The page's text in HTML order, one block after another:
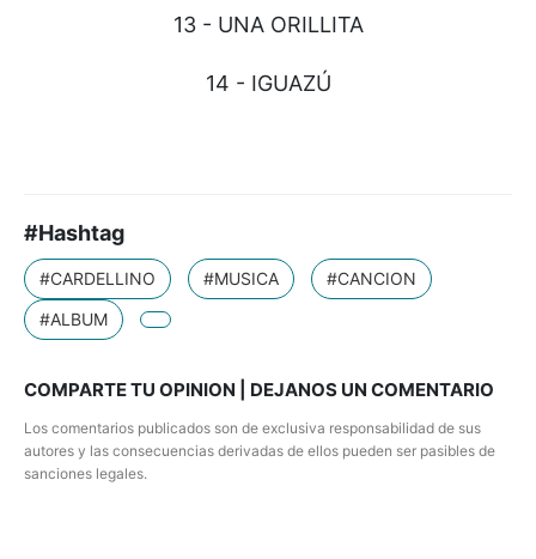
13 - UNA ORILLITA
14 - IGUAZÚ
#Hashtag
#CARDELLINO #MUSICA
#CANCION
#ALBUM
COMPARTE TU OPINION | DEJANOS UN COMENTARIO
Los comentarios publicados son de exclusiva responsabilidad de sus
autores y las consecuencias derivadas de ellos pueden ser pasibles de
sanciones legales.